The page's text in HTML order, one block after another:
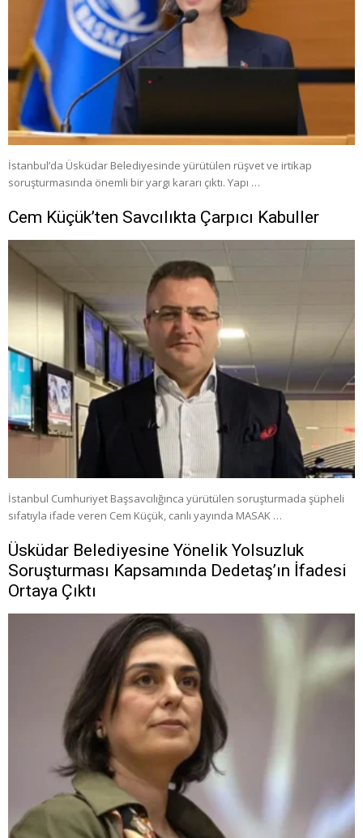
İstanbul’da Üsküdar Belediyesinde yürütülen rüşvet ve irtikap
soruşturmasında önemli bir yargı kararı çıktı. Yapı …
Cem Küçük’ten Savcılıkta Çarpıcı Kabuller
İstanbul Cumhuriyet Başsavcılığınca yürütülen soruşturmada şüpheli
sıfatıyla ifade veren Cem Küçük, canlı yayında MASAK …
Üsküdar Belediyesine Yönelik Yolsuzluk
Soruşturması Kapsamında Dedetaş’ın İfadesi
Ortaya Çıktı